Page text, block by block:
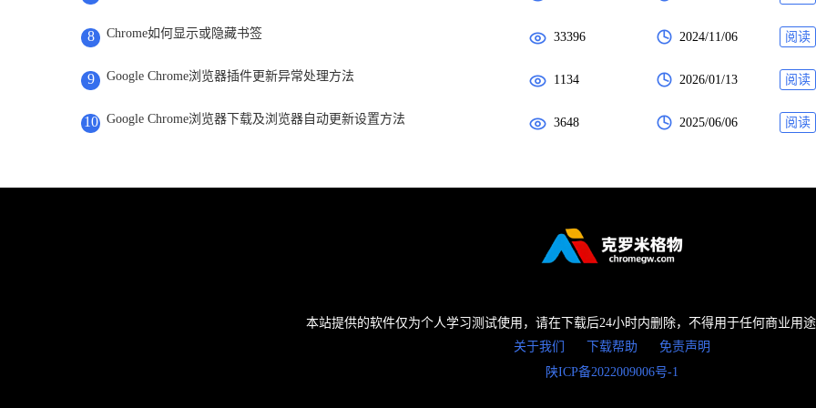
8 Chrome如何显示或隐藏书签 33396 2024/11/06 阅读
9 Google Chrome浏览器插件更新异常处理方法 1134 2026/01/13 阅读
10 Google Chrome浏览器下载及浏览器自动更新设置方法 3648 2025/06/06 阅读
本站提供的软件仅为个人学习测试使用，请在下载后24小时内删除，不得用于任何商业用途
关于我们
下载帮助
免责声明
陕ICP备2022009006号-1